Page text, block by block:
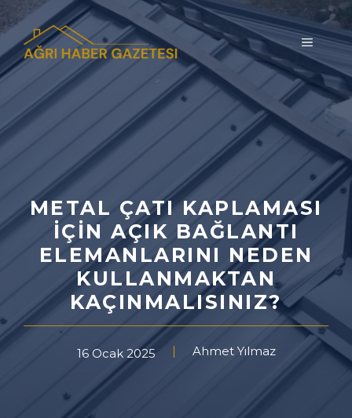
İçeriğe
atla
MENÜ
METAL ÇATI KAPLAMASI
İÇIN AÇIK BAĞLANTI
ELEMANLARINI NEDEN
KULLANMAKTAN
KAÇINMALISINIZ?
16 Ocak 2025 Ahmet Yılmaz